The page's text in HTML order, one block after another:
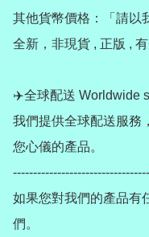
其他貨幣價格：「請以
全新，非現貨 , 正版 ,
✈️全球配送 Worldwide
我們提供全球配送服務
您心儀的產品。
如果您對我們的產品有
們。